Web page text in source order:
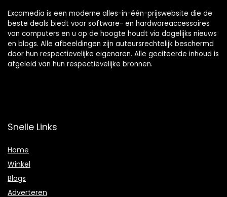
Excamedia is een moderne alles-in-één-prijswebsite die de
beste deals biedt voor software- en hardwareaccessoires
van computers en u op de hoogte houdt via dagelijks nieuws
en blogs. Alle afbeeldingen zijn auteursrechtelijk beschermd
door hun respectievelijke eigenaren. Alle geciteerde inhoud is
afgeleid van hun respectievelijke bronnen.
Snelle Links
Home
Winkel
Blogs
Adverteren